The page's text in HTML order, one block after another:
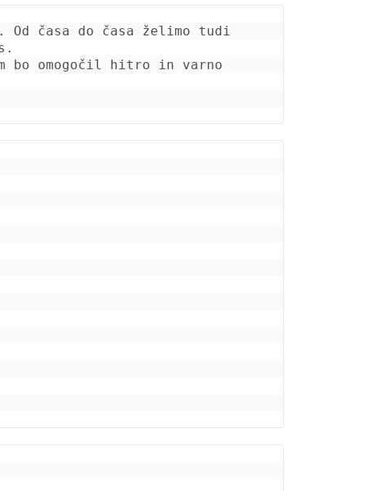
časa do časa želimo tudi
bo omogočil hitro in varno